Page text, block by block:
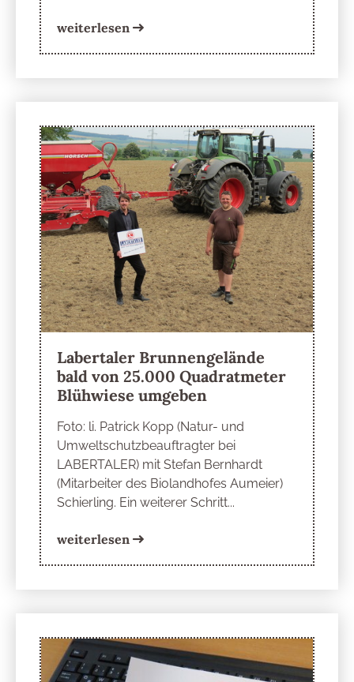
weiterlesen
Labertaler Brunnengelände
bald von 25.000 Quadratmeter
Blühwiese umgeben
Foto: li. Patrick Kopp (Natur- und
Umweltschutzbeauftragter bei
LABERTALER) mit Stefan Bernhardt
(Mitarbeiter des Biolandhofes Aumeier)
Schierling. Ein weiterer Schritt...
weiterlesen